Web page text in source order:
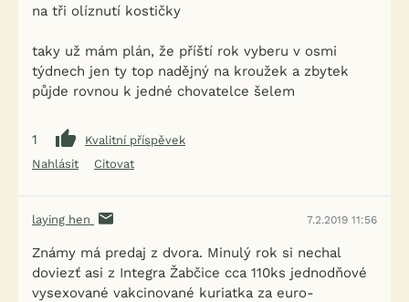
na tři olíznutí kostičky
taky už mám plán, že příští rok vyberu v osmi
týdnech jen ty top nadějný na kroužek a zbytek
půjde rovnou k jedné chovatelce šelem
1
Kvalitní příspěvek
Nahlásit
Citovat
laying hen 7.2.2019 11:56
Známy má predaj z dvora. Minulý rok si nechal
doviezť asi z Integra Žabčice cca 110ks jednodňové
vysexované vakcinované kuriatka za euro-